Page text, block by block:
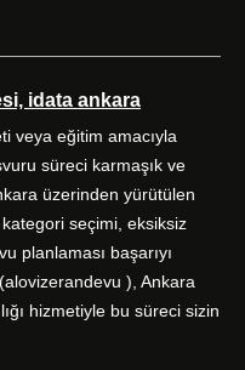
idata ankara
veya eğitim amacıyla
süreci karmaşık ve
üzerinden yürütülen
seçimi, eksiksiz
planlaması başarıyı
), Ankara
hizmetiyle bu süreci sizin